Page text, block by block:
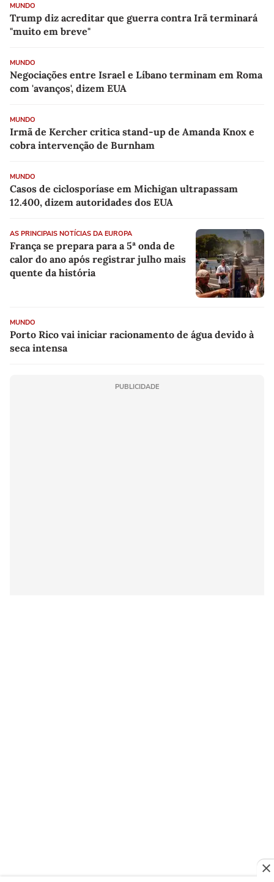
MUNDO
Trump diz acreditar que guerra contra Irã terminará
"muito em breve"
MUNDO
Negociações entre Israel e Líbano terminam em Roma
com 'avanços', dizem EUA
MUNDO
Irmã de Kercher critica stand-up de Amanda Knox e
cobra intervenção de Burnham
MUNDO
Casos de ciclosporíase em Michigan ultrapassam
12.400, dizem autoridades dos EUA
AS PRINCIPAIS NOTÍCIAS DA EUROPA
França se prepara para a 5ª onda de
calor do ano após registrar julho mais
quente da história
MUNDO
Porto Rico vai iniciar racionamento de água devido à
seca intensa
PUBLICIDADE